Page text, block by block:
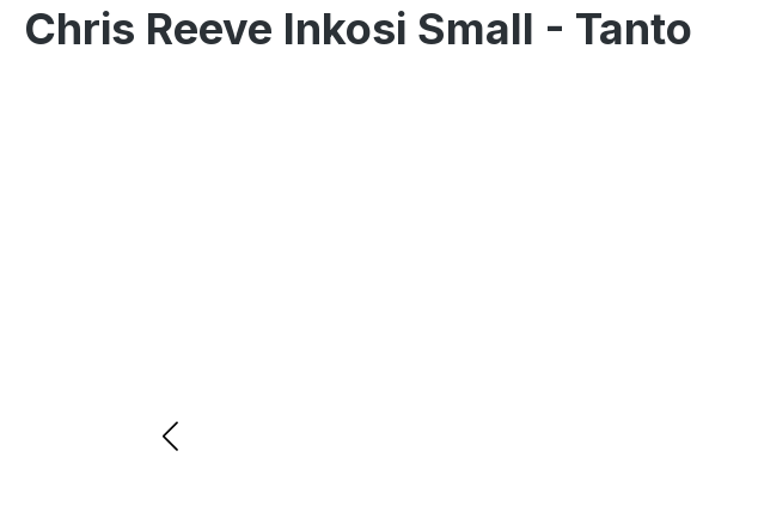
Chris Reeve Inkosi Small - Tanto